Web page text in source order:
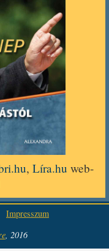
, Líra.hu web-
Impresszum
, 2016